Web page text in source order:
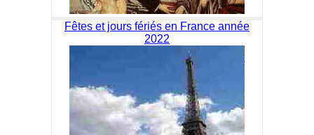
Fêtes et jours fériés en France année
2022